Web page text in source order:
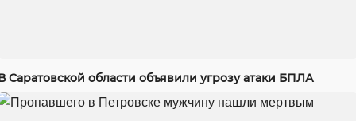
Саратовской области объявили угрозу атаки БПЛА